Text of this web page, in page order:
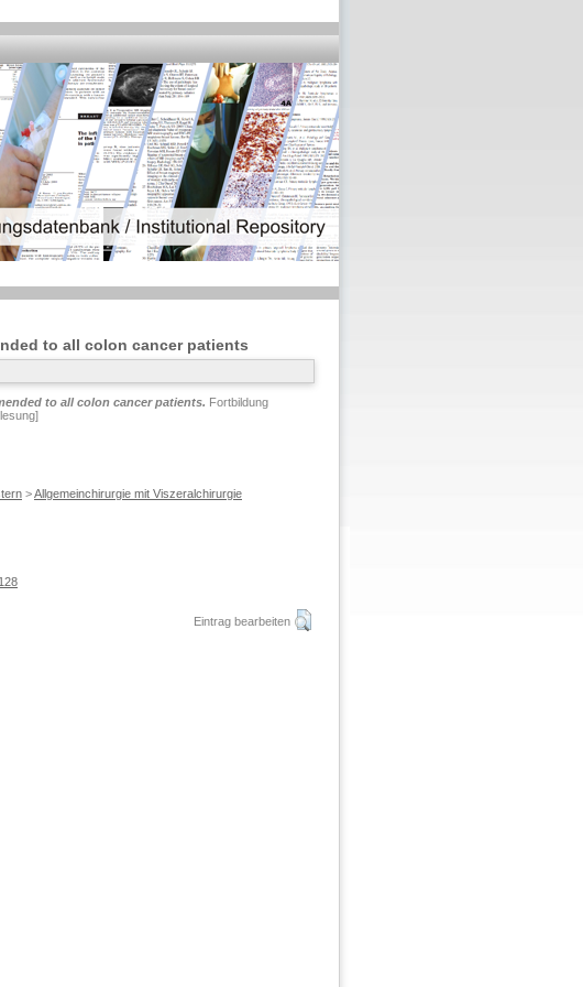
to all colon cancer patients
to all colon cancer patients. Fortbildung
>Allgemeinchirurgie mit Viszeralchirurgie
Eintrag bearbeiten